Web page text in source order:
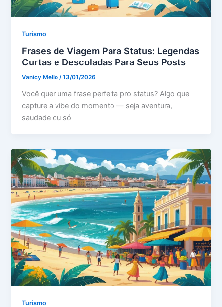
Turismo
Frases de Viagem Para Status: Legendas
Curtas e Descoladas Para Seus Posts
Vanicy Mello/13/01/2026
Você quer uma frase perfeita pro status? Algo que
capture a vibe do momento — seja aventura,
saudade ou só
Turismo